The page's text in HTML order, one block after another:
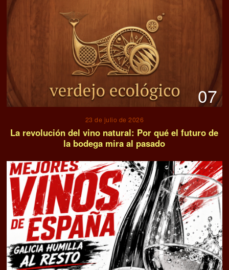
07
23 de julio de 2026
La revolución del vino natural: Por qué el futuro de
la bodega mira al pasado